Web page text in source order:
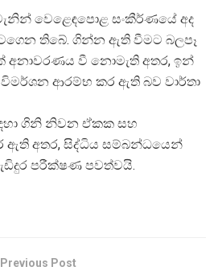
වෙළෙඳපොළ සංකීර්ණයේ අද
තිබේ. ගින්න ඇති වීමට බලපෑ
වී නොමැති අතර, ඉන්
විමර්ශන ආරම්භ කර ඇති බව වාර්තා
ගිනි නිවන ඒකක සහ
ඇති අතර, සිද්ධිය සම්බන්ධයෙන්
පරීක්ෂණ පවත්වයි.
Previous Post